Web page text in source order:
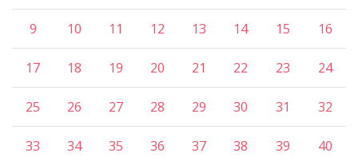
9 10 11 12 13 14 15 16
17 18 19 20 21 22 23 24
25 26 27 28 29 30 31 32
33 34 35 36 37 38 39 40